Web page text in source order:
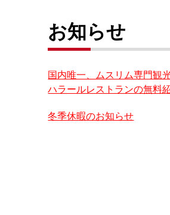
お知らせ
国内唯一、ムスリム専門観
ハラールレストランの無料
冬季休暇のお知らせ